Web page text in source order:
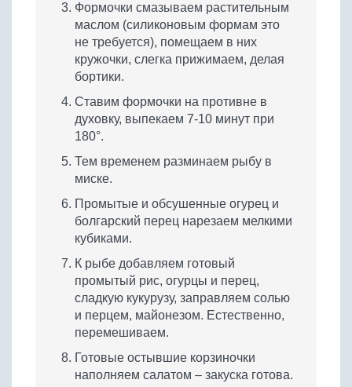
Формочки смазываем растительным
маслом (силиконовым формам это
не требуется), помещаем в них
кружочки, слегка прижимаем, делая
бортики.
Ставим формочки на противне в
духовку, выпекаем 7-10 минут при
180°.
Тем временем разминаем рыбу в
миске.
Промытые и обсушенные огурец и
болгарский перец нарезаем мелкими
кубиками.
К рыбе добавляем готовый
промытый рис, огурцы и перец,
сладкую кукурузу, заправляем солью
и перцем, майонезом. Естественно,
перемешиваем.
Готовые остывшие корзиночки
наполняем салатом – закуска готова.